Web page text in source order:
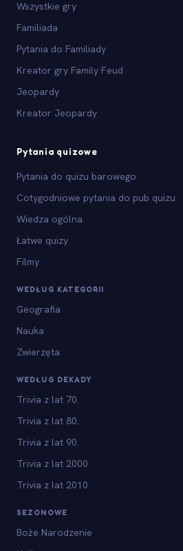
Wszystkie gry
Familiada
Pytania do Familiady
Kreator gry Family Feud
Jeopardy
Kreator Jeopardy
Pytania quizowe
Pytania do quizu barowego
Cotygodniowe pytania do pub quizu
Wiedza ogólna
Łatwe quizy
Filmy
WEDŁUG KATEGORII
Geografia
Nauka
Zwierzęta
WEDŁUG DEKADY
Trivia z lat 70.
Trivia z lat 80.
Trivia z lat 90.
Trivia z lat 2000
Trivia z lat 2010
SEZONOWE
Boże Narodzenie